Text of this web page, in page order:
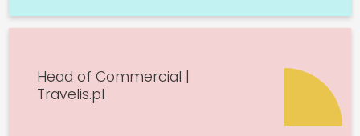
Head of Commercial |
Travelis.pl